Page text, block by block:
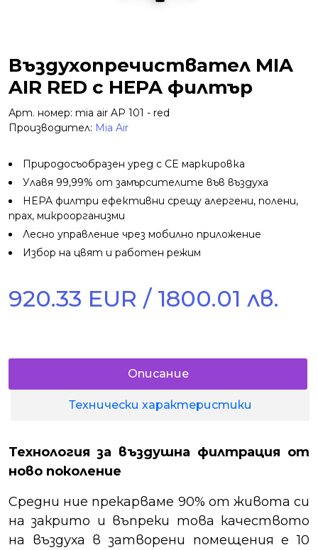
Въздухопречиствател MIA
AIR RED с HEPA филтър
Арт. номер: mia air AP 101 - red
Производител: Mia Air
Природосъобразен уред с CE маркировка
Улавя 99,99% от замърсителите във въздуха
HEPA филтри ефективни срещу алергени, полени,
прах, микроорганизми
Лесно управление чрез мобилно приложение
Избор на цвят и работен режим
920.33 EUR / 1800.01 лв.
Описание
Технически характеристики
Технология за въздушна филтрация от
ново поколение
Средни ние прекарваме 90% от живота си
на закрито и въпреки това качеството
на въздуха в затворени помещения е 10